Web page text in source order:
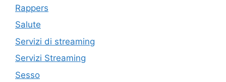
Rappers
Salute
Servizi di streaming
Servizi Streaming
Sesso